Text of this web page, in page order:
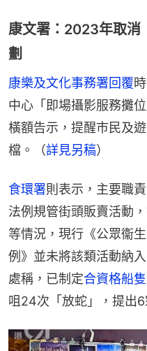
康文署：2023年取消
劃
康樂及文化事務署回覆
中心「即場攝影服務攤
橫額告示，提醒巿民及
檔。（詳見另稿）
食環署則表示，主要職
法例規管街頭販賣活動
等情況，現行《公眾衞
例》並未將該類活動納
處稱，已制定合資格船隻
咀24次「放蛇」，提出